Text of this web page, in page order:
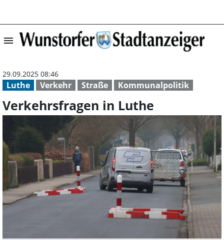
menu Verkehrsfragen
Luthe Verkehr Straße Kommunalpolitik
29.09.2025 08:46
Verkehrsfragen in Luthe